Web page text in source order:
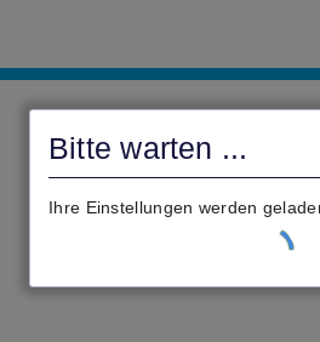
Bitte warten ...
Ihre Einstellungen werden